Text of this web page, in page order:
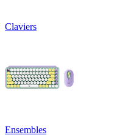
Claviers
Ensembles